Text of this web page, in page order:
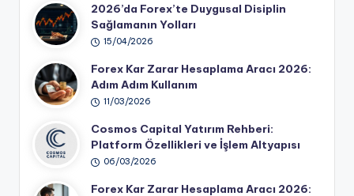
2026’da Forex’te Duygusal Disiplin
Sağlamanın Yolları
15/04/2026
Forex Kar Zarar Hesaplama Aracı 2026:
Adım Adım Kullanım
11/03/2026
Cosmos Capital Yatırım Rehberi:
Platform Özellikleri ve İşlem Altyapısı
06/03/2026
Forex Kar Zarar Hesaplama Aracı 2026: